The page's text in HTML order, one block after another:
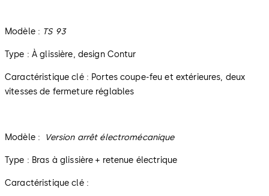
Modèle : TS 93
Type : À glissière, design Contur
Caractéristique clé : Portes coupe-feu et extérieures, deux
vitesses de fermeture réglables
Modèle : Version arrêt électromécanique
Type : Bras à glissière + retenue électrique
Caractéristique clé :